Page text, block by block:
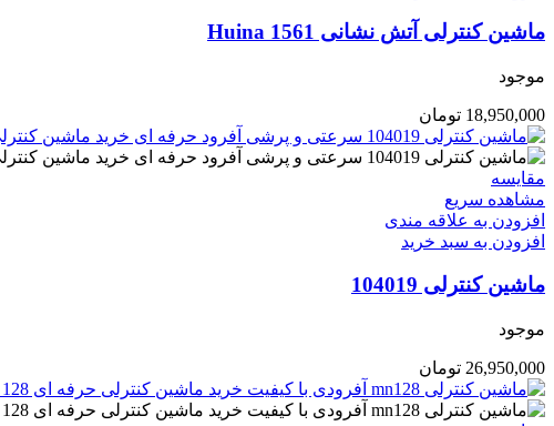
ماشین کنترلی آتش نشانی Huina 1561
موجود
18,950,000 تومان
مقایسه
مشاهده سریع
افزودن به علاقه مندی
افزودن به سبد خرید
ماشین کنترلی 104019
موجود
26,950,000 تومان